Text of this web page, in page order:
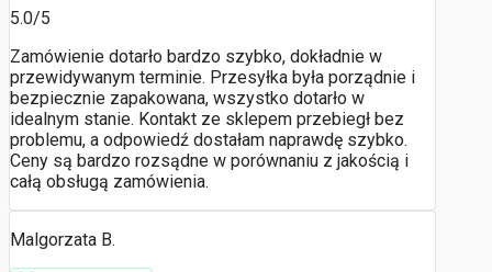
5.0/5
Zamówienie dotarło bardzo szybko, dokładnie w
przewidywanym terminie. Przesyłka była porządnie i
bezpiecznie zapakowana, wszystko dotarło w
idealnym stanie. Kontakt ze sklepem przebiegł bez
problemu, a odpowiedź dostałam naprawdę szybko.
Ceny są bardzo rozsądne w porównaniu z jakością i
całą obsługą zamówienia.
Malgorzata B.